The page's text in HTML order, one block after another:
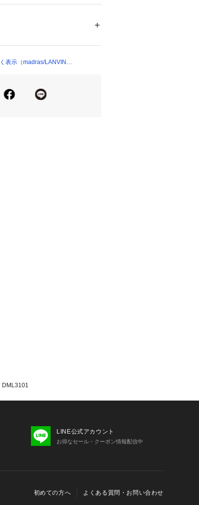
表示（madras/LANVIN
DML3101
LINE公式アカウント
お得なセール・クーポン情報配信中
初めての方へ よくある質問・お問い合わせ